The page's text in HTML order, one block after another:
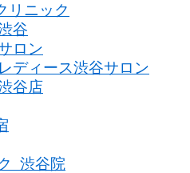
リニック
谷
ロン
レディース渋谷サロン
谷店
渋谷院